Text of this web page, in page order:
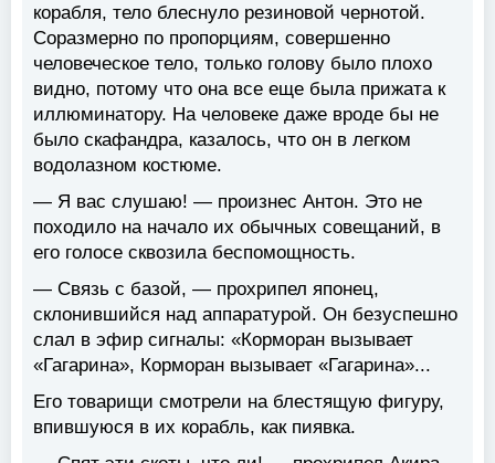
корабля, тело блеснуло резиновой чернотой.
Соразмерно по пропорциям, совершенно
человеческое тело, только голову было плохо
видно, потому что она все еще была прижата к
иллюминатору. На человеке даже вроде бы не
было скафандра, казалось, что он в легком
водолазном костюме.
— Я вас слушаю! — произнес Антон. Это не
походило на начало их обычных совещаний, в
его голосе сквозила беспомощность.
— Связь с базой, — прохрипел японец,
склонившийся над аппаратурой. Он безуспешно
слал в эфир сигналы: «Корморан вызывает
«Гагарина», Корморан вызывает «Гагарина»...
Его товарищи смотрели на блестящую фигуру,
впившуюся в их корабль, как пиявка.